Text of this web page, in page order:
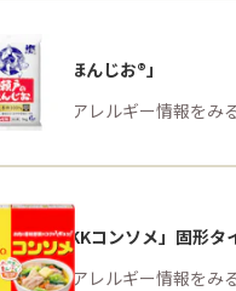
「瀬戸のほんじお®」
商品・アレルギー情報をみ
「味の素KKコンソメ」固形タ
商品・アレルギー情報をみ